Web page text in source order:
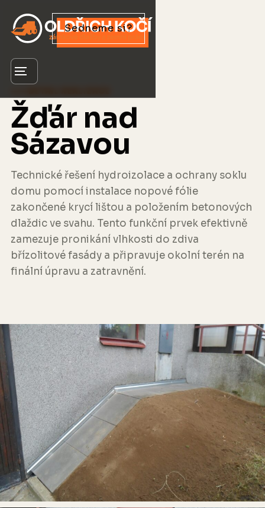
Sedneme si?
Menu
Žďár nad
Sázavou
Technické řešení hydroizolace a ochrany soklu
domu pomocí instalace nopové fólie
zakončené krycí lištou a položením betonových
dlaždic ve svahu. Tento funkční prvek efektivně
zamezuje pronikání vlhkosti do zdiva
břízolitové fasády a připravuje okolní terén na
finální úpravu a zatravnění.